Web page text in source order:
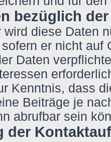
bezüglich
wird diese Daten
er nicht auf
Daten
Kenntnis, dass
Beiträge je
abrufbar sein
der